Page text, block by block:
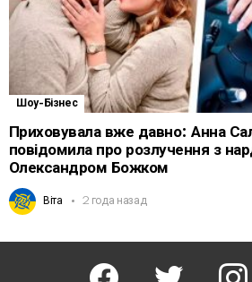
Шоу-Бізнес
Приховувала вже давно: Анна
повідомила про розлучення з
Олександром Божком
Віта 2 года назад
facebook twitter